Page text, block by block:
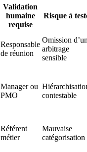
Validation
humaine
requise
Risque à
Responsable
de réunion
Omission
arbitrage
sensible
Manager ou
PMO
contestable
Référent
métier
Mauvaise
catégorisation